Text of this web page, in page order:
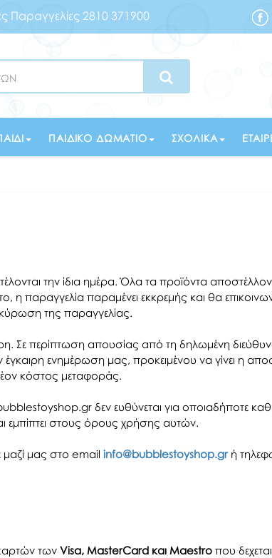
Παραγγελίες 2810 371900
ΠΑΙΔΙΚΌ ΔΩΜΆΤΙΟ ΣΧΟΛΙΚΆ
την ίδια ημέρα.Όλα τα προϊόντα
η παραγγελία παραμένει εκκρεμής και θα
της παραγγελίας.
Σε περίπτωση απουσίας από τη δηλωμένη
ενημέρωση μας, προκειμένου να γίνει η
κόστος μεταφοράς.
δεν ευθύνεται για οποιαδήποτε
εμπίπτει στους όρους χρήσης αυτών.
μας στο email info@bubblestoyshop.grή
των Visa, MasterCard και Maestro που